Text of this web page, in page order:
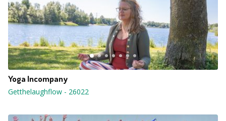
Yoga Incompany
Getthelaughflow - 26022